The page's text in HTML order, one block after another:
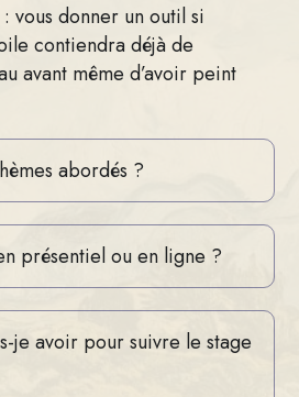
vous donner un outil si
contiendra déjà de
avant même d’avoir peint
abordés ?
présentiel ou en ligne ?
je avoir pour suivre le stage